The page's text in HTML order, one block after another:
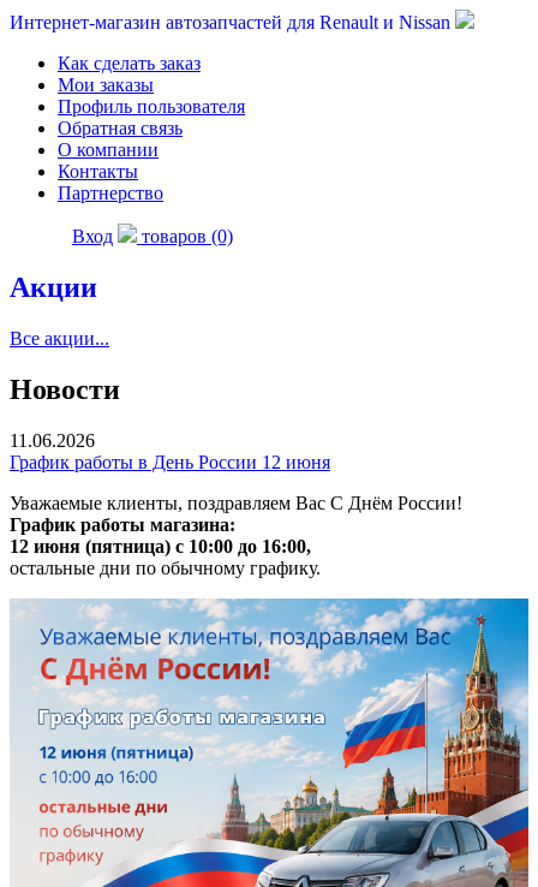
Интернет-магазин автозапчастей для Renault и Nissan
Как сделать заказ
Мои заказы
Профиль пользователя
Обратная связь
О компании
Контакты
Партнерство
Вход товаров (0)
Акции
Все акции...
Новости
11.06.2026
График работы в День России 12 июня
Уважаемые клиенты, поздравляем Вас С Днём России!
График работы магазина:
12 июня (пятница) с 10:00 до 16:00,
остальные дни по обычному графику.